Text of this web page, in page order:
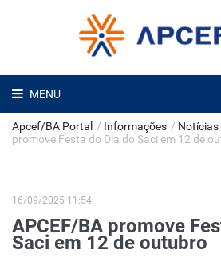
MENU
Apcef/BA Portal / Informações / Notícias
promove Festa do Dia do Saci em 12 de
16/09/2025 11:54
APCEF/BA promove
Saci em 12 de outubro